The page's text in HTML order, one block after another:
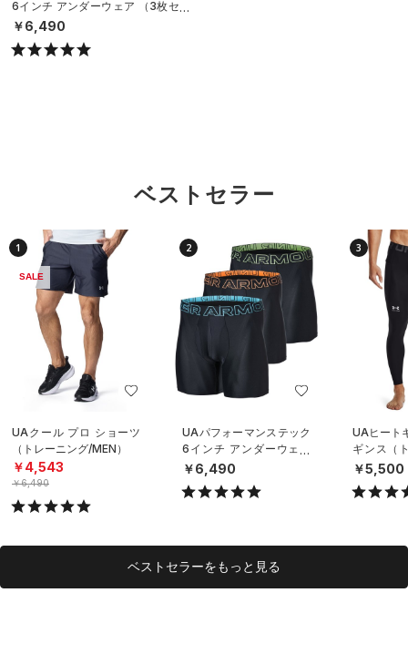
6インチ アンダーウェア （3枚セッ
ト）（トレーニング/MEN）
￥6,490
ベストセラー
1
SALE
UAクール プロ ショーツ
（トレーニング/MEN）
￥4,543
￥6,490
2
UAパフォーマンステック
6インチ アンダーウェア
（3枚セット）（トレーニ
ング/MEN）
￥6,490
3
UAヒート
ギンス（
EN）
￥5,500
ベストセラーをもっと見る